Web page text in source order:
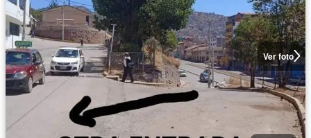
Ver foto